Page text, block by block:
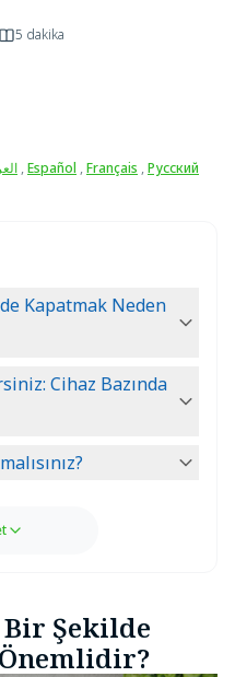
5 dakika
,Español ,Français ,Русский
Kapatmak Neden
Cihaz Bazında
Şekilde